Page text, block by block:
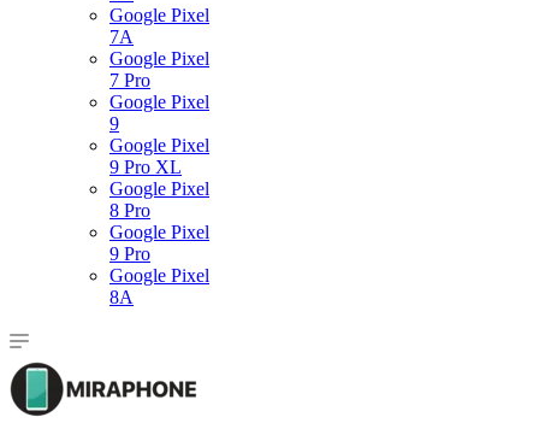
Google Pixel
7А
Google Pixel
7 Pro
Google Pixel
9
Google Pixel
9 Pro XL
Google Pixel
8 Pro
Google Pixel
9 Pro
Google Pixel
8A